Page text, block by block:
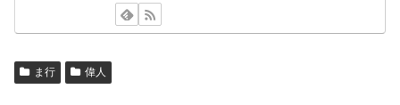
ま行 偉人